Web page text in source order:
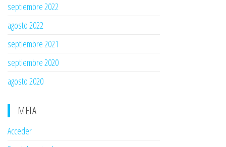
septiembre 2022
agosto 2022
septiembre 2021
septiembre 2020
agosto 2020
META
Acceder